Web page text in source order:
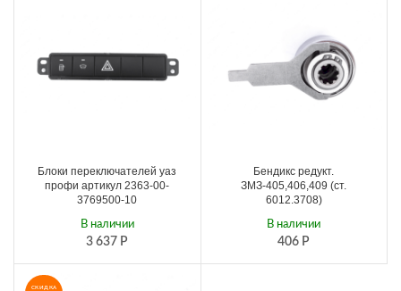
Блоки переключателей уаз
профи артикул 2363-00-
3769500-10
3 637 Р
В наличии
Бендикс редукт.
ЗМЗ-405,406,409 (ст.
6012.3708)
406 Р
В наличии
СКИДКА